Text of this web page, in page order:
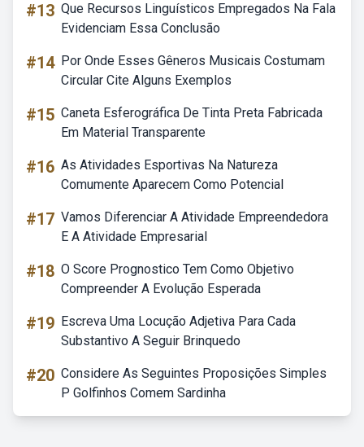
#13 Que Recursos Linguísticos Empregados Na Fala
Evidenciam Essa Conclusão
#14 Por Onde Esses Gêneros Musicais Costumam
Circular Cite Alguns Exemplos
#15 Caneta Esferográfica De Tinta Preta Fabricada
Em Material Transparente
#16 As Atividades Esportivas Na Natureza
Comumente Aparecem Como Potencial
#17 Vamos Diferenciar A Atividade Empreendedora
E A Atividade Empresarial
#18 O Score Prognostico Tem Como Objetivo
Compreender A Evolução Esperada
#19 Escreva Uma Locução Adjetiva Para Cada
Substantivo A Seguir Brinquedo
#20 Considere As Seguintes Proposições Simples
P Golfinhos Comem Sardinha